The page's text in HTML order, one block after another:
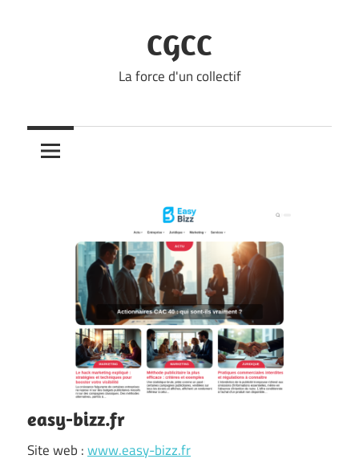
CGCC
La force d'un collectif
easy-bizz.fr
Site web :www.easy-bizz.fr